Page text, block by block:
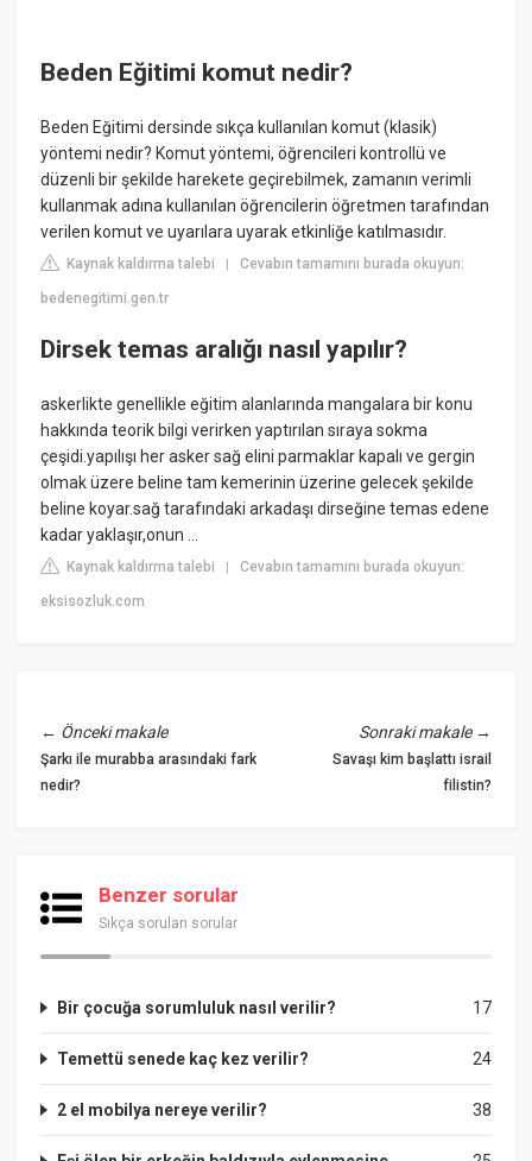
Beden Eğitimi komut nedir?
Beden Eğitimi dersinde sıkça kullanılan komut (klasik)
yöntemi nedir? Komut yöntemi, öğrencileri kontrollü ve
düzenli bir şekilde harekete geçirebilmek, zamanın verimli
kullanmak adına kullanılan öğrencilerin öğretmen tarafından
verilen komut ve uyarılara uyarak etkinliğe katılmasıdır.
Kaynak kaldırma talebi |Cevabın tamamını burada okuyun:
bedenegitimi.gen.tr
Dirsek temas aralığı nasıl yapılır?
askerlikte genellikle eğitim alanlarında mangalara bir konu
hakkında teorik bilgi verirken yaptırılan sıraya sokma
çeşidi.yapılışı her asker sağ elini parmaklar kapalı ve gergin
olmak üzere beline tam kemerinin üzerine gelecek şekilde
beline koyar.sağ tarafındaki arkadaşı dirseğine temas edene
kadar yaklaşır,onun ...
Kaynak kaldırma talebi |Cevabın tamamını burada okuyun:
eksisozluk.com
← Önceki makale
Şarkı ile murabba arasındaki fark
nedir?
Sonraki makale→
Savaşı kim başlattı israil
filistin?
Benzer sorular
Sıkça sorulan sorular
17
Bir çocuğa sorumluluk nasıl verilir?
24
Temettü senede kaç kez verilir?
38
2 el mobilya nereye verilir?